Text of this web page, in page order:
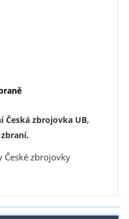
Česká zbrojovka UB,
zbrojovky